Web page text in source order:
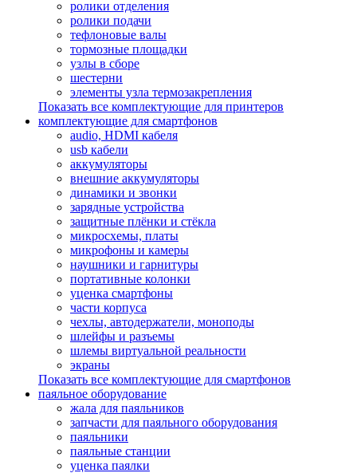
ролики отделения
ролики подачи
тефлоновые валы
тормозные площадки
узлы в сборе
шестерни
элементы узла термозакрепления
Показать все комплектующие для принтеров
комплектующие для смартфонов
audio, HDMI кабеля
usb кабели
аккумуляторы
внешние аккумуляторы
динамики и звонки
зарядные устройства
защитные плёнки и стёкла
микросхемы, платы
микрофоны и камеры
наушники и гарнитуры
портативные колонки
уценка смартфоны
части корпуса
чехлы, автодержатели, моноподы
шлейфы и разъемы
шлемы виртуальной реальности
экраны
Показать все комплектующие для смартфонов
паяльное оборудование
жала для паяльников
запчасти для паяльного оборудования
паяльники
паяльные станции
уценка паялки